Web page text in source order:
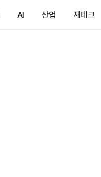
AI 산업 재테크